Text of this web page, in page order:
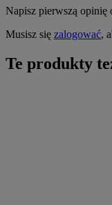
Napisz pierwszą opinię
Musisz się zalogować,
Te produkty